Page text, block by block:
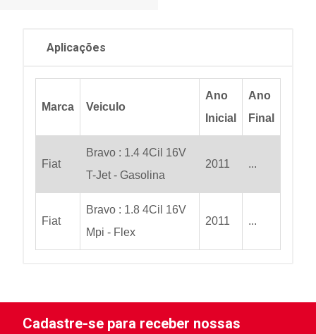
Aplicações
Marca Veiculo
Ano
Inicial
Ano
Final
Fiat
Bravo : 1.4 4Cil 16V
T-Jet - Gasolina
2011 ...
Fiat
Bravo : 1.8 4Cil 16V
Mpi - Flex
2011 ...
Cadastre-se para receber nossas